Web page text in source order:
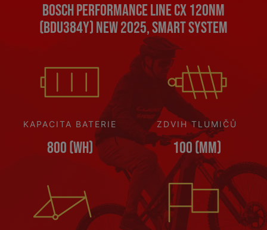
Bosch Performance Line CX 120Nm
(BDU384Y) NEW 2025, Smart System
KAPACITA BATERIE
800 (Wh)
ZDVIH TLUMIČŮ
100 (mm)